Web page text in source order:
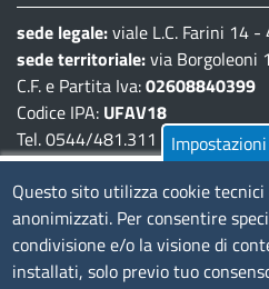
sede legale:viale L.C. Farini 14
sede territoriale:via Borgoleoni
C.F. e Partita Iva:02608840399
Codice IPA: UFAV18
Tel. 0544/481.311 - 0532/
Pec:cciaa@pec.fera.camcom.it
Amministrazione
Bandi di gara
Questo sito utilizza cookie
anonimizzati. Per consentire
condivisione e/o la visione di
installati, solo previo tuo